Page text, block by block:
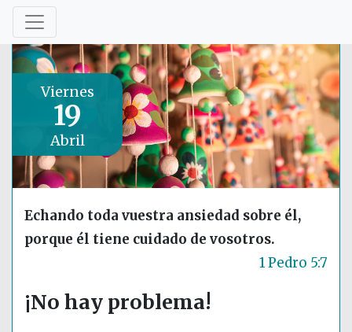
Viernes
19
Abril
Echando toda vuestra ansiedad sobre él,
porque él tiene cuidado de vosotros.
1 Pedro 5:7
¡No hay problema!